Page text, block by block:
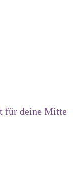
für deine Mitte